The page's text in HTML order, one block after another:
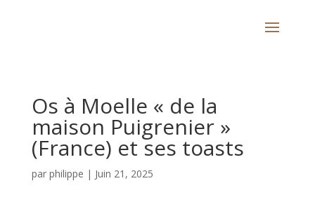
Os à Moelle « de la
maison Puigrenier »
(France) et ses toasts
par philippe | Juin 21, 2025